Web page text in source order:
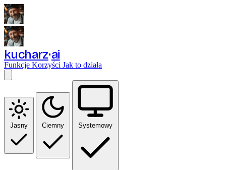
kucharz ai
Funkcje Korzyści Jak to działa
Jasny Ciemny Systemowy